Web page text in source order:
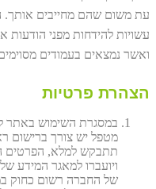
עת משום שהם מחייבים אותך.
עשויות להידחות מפני
ואשר נמצאים בעמודים
הצהרת פרטיות
במסגרת השימוש באתר
מטפל יש צורך ברישום
תתבקש למלא, הפרטים
ויועברו למאגר המידע
של החברה רשום כחוק